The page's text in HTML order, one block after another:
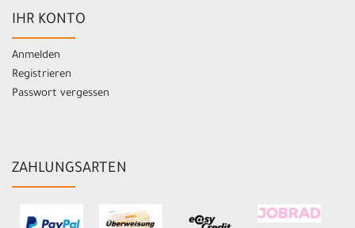
IHR KONTO
Anmelden
Registrieren
Passwort vergessen
ZAHLUNGSARTEN